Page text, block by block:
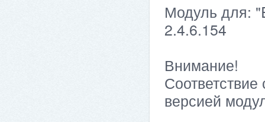
Модуль для:
2.4.6.154
Внимание!
версией